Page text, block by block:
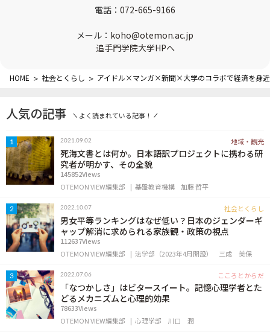
FOLLOW US
電話： 072-665-9166
メール： koho@otemon.ac.jp
追手門学院大学HPへ
HOME > 社会とくらし > アイドル×マンガ×新聞×大学のコラボで経済を身
人気の記事 よく読まれている記事！
1 2021.09.02 地域・観光
死海文書とは何か。日本語訳プロジェクトに携わる研
究者が明かす、その全貌
145852Views
OTEMON VIEW編集部
基盤教育機構 加藤 哲平
2 2022.10.07 社会とくらし
男女平等ランキングはなぜ低い？日本のジェンダーギ
ャップ解消に求められる家族観・政策の視点
112637Views
OTEMON VIEW編集部
法学部（2023年4月開設） 三成 美保
3 2022.07.06 こころとからだ
「なつかしさ」はビタースイート。記憶心理学者とた
どるメカニズムと心理的効果
78633Views
OTEMON VIEW編集部
心理学部 川口 潤